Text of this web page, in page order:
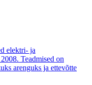
elektri- ja
Teadmised on
arenguks ja ettevõtte